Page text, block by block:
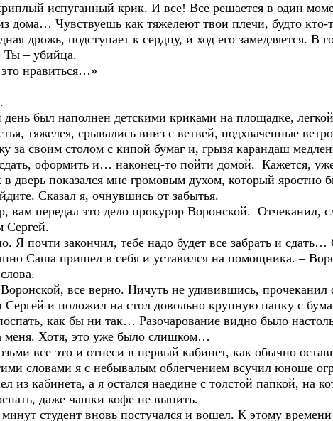
испуганный крик. И все! Все решается в один
дома… Чувствуешь как тяжелеют твои плечи, будто
дрожь, подступает к сердцу, и ход его замедляется.
Ты – убийца.
нравиться…»
был наполнен детскими криками на площадке,
тяжелея, срывались вниз с ветвей, подхваченные
за своим столом с кипой бумаг и, грызя карандаш
сдать, оформить и… наконец-то пойти домой. Кажется,
дверь показался мне громовым духом, который яростно
Сказал я, очнувшись от забытья.
вам передал это дело прокурор Воронской.
Сергей.
Я почти закончил, тебе надо будет все забрать и
Саша пришел в себя и уставился на помощника. –
все верно. Ничуть не удивившись,
и положил на стол довольно крупную папку с
как бы ни так… Разочарование видно было
меня. Хотя, это уже было слишком…
все это и отнеси в первый кабинет, как обычно
словами я с небывалым облегчением всучил юноше
из кабинета, а я остался наедине с толстой папкой, на
даже чашки кофе не выпить.
студент вновь постучался и вошел. К этому